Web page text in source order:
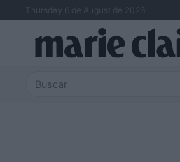
Thursday 6 de August de 2026